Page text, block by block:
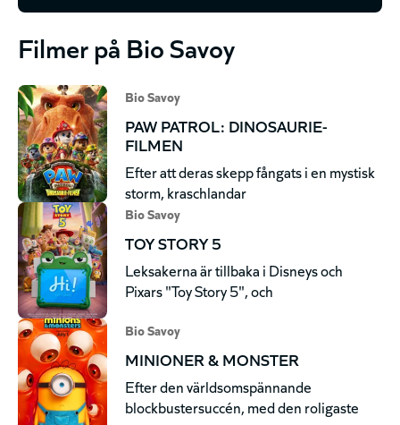
Filmer på Bio Savoy
Bio Savoy
PAW PATROL: DINOSAURIE-
FILMEN
Efter att deras skepp fångats i en mystisk
storm, kraschlandar
Bio Savoy
TOY STORY 5
Leksakerna är tillbaka i Disneys och
Pixars "Toy Story 5", och
Bio Savoy
MINIONER & MONSTER
Efter den världsomspännande
blockbustersuccén, med den roligaste